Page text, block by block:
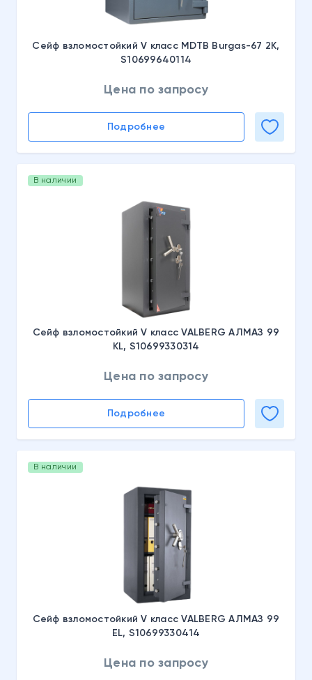
Сейф взломостойкий V класс MDTB Burgas-67 2K,
S10699640114
Цена по запросу
Подробнее
В наличии
Сейф взломостойкий V класс VALBERG АЛМАЗ 99
KL, S10699330314
Цена по запросу
Подробнее
В наличии
Сейф взломостойкий V класс VALBERG АЛМАЗ 99
EL, S10699330414
Цена по запросу